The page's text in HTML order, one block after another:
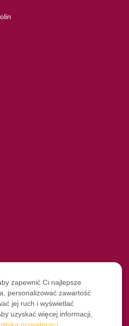
zapewnić Ci najlepsze
personalizować zawartość
jej ruch i wyświetlać
uzyskać więcej informacji,